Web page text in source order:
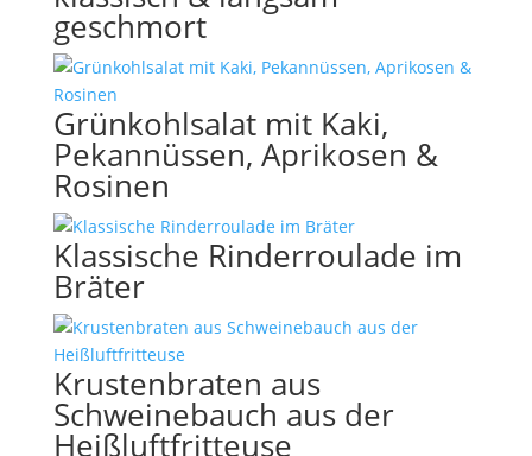
geschmort
Grünkohlsalat mit Kaki,
Pekannüssen, Aprikosen &
Rosinen
Klassische Rinderroulade im
Bräter
Krustenbraten aus
Schweinebauch aus der
Heißluftfritteuse